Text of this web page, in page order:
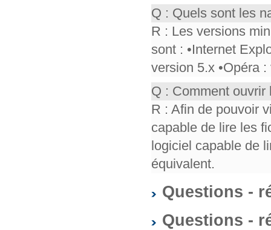
Q : Quels sont les
R : Les versions
sont : •Internet
version 5.x •Opéra
Q : Comment
R : Afin de pouvoir
capable de lire les
logiciel capable de
équivalent.
Questions -
Questions -